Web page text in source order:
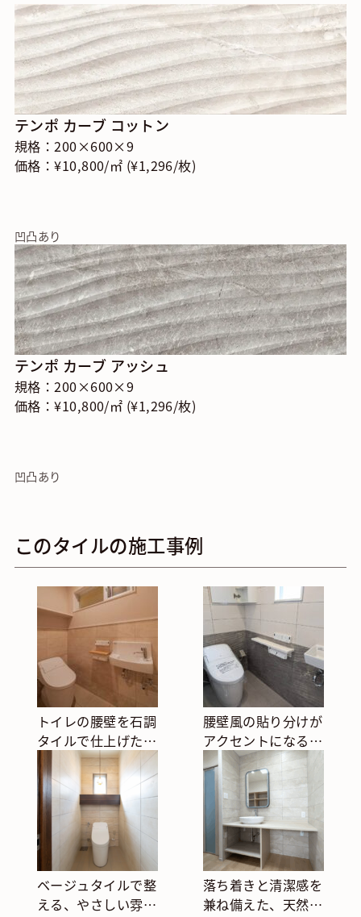
テンポ カーブ コットン
規格：200×600×9
価格：¥10,800/㎡ (¥1,296/枚)
凹凸あり
テンポ カーブ アッシュ
規格：200×600×9
価格：¥10,800/㎡ (¥1,296/枚)
凹凸あり
このタイルの施工事例
トイレの腰壁を石調
タイルで仕上げた清
潔感のある空間
腰壁風の貼り分けが
アクセントになるト
イレ
ベージュタイルで整
える、やさしい雰囲
落ち着きと清潔感を
兼ね備えた、天然石